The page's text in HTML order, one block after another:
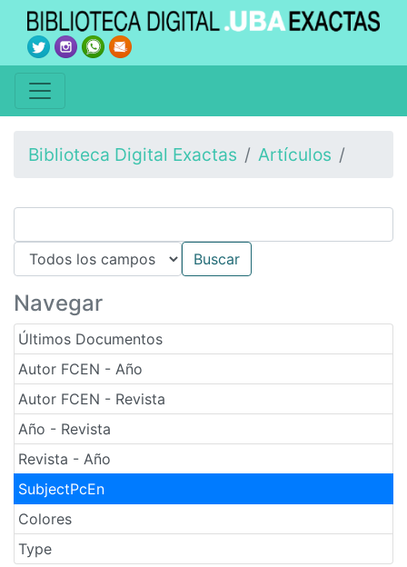
Biblioteca Digital Exactas Artículos
Navegar
Últimos Documentos
Autor FCEN - Año
Autor FCEN - Revista
Año - Revista
Revista - Año
SubjectPcEn
Colores
Type